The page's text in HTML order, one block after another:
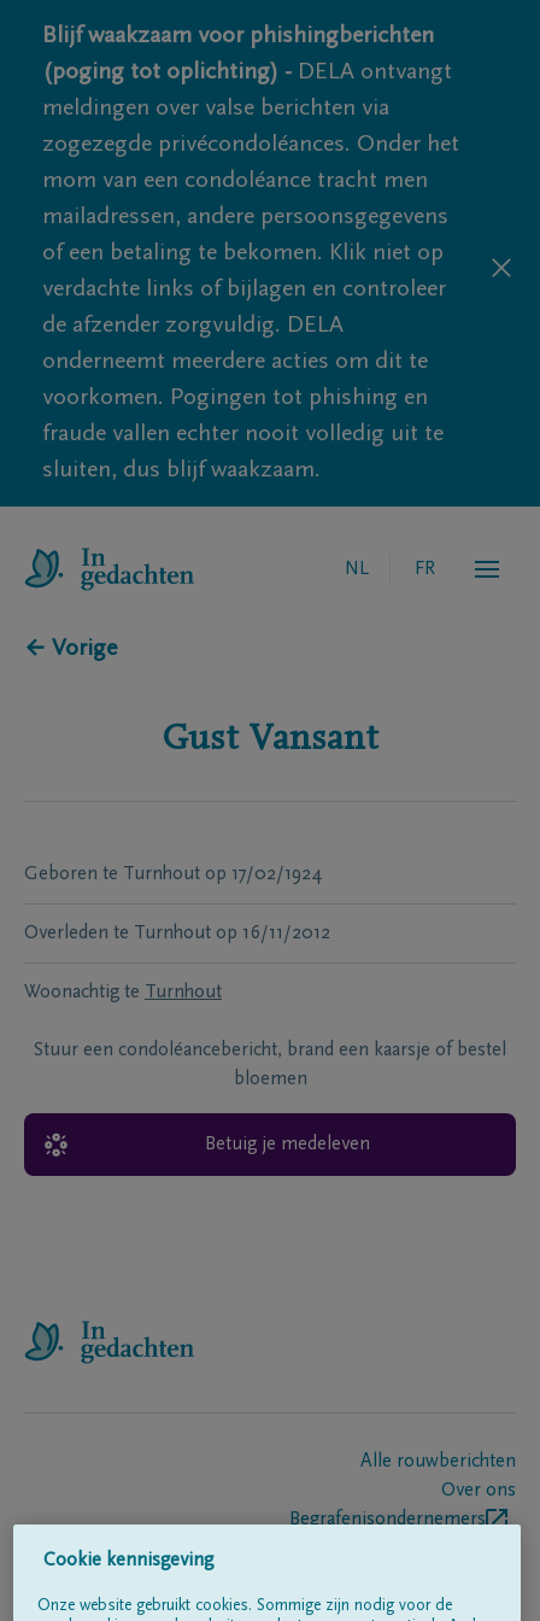
Blijf waakzaam voor phishingberichten
(poging tot oplichting) - DELA ontvangt
meldingen over valse berichten via
zogezegde privécondoléances. Onder het
mom van een condoléance tracht men
mailadressen, andere persoonsgegevens
of een betaling te bekomen. Klik niet op
verdachte links of bijlagen en controleer
de afzender zorgvuldig. DELA
onderneemt meerdere acties om dit te
voorkomen. Pogingen tot phishing en
fraude vallen echter nooit volledig uit te
sluiten, dus blijf waakzaam.
NL FR
← Vorige
Gust Vansant
Geboren te Turnhout op 17/02/1924
Overleden te Turnhout op 16/11/2012
Woonachtig te Turnhout
Stuur een condoléancebericht, brand een kaarsje of bestel
bloemen
Betuig je medeleven
Alle rouwberichten
Over ons
Begrafenisondernemers
Cookie kennisgeving
Onze website gebruikt cookies. Sommige zijn nodig voor de